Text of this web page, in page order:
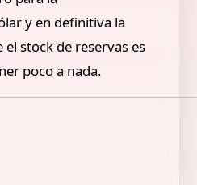
y en definitiva la
stock de reservas es
poco a nada.